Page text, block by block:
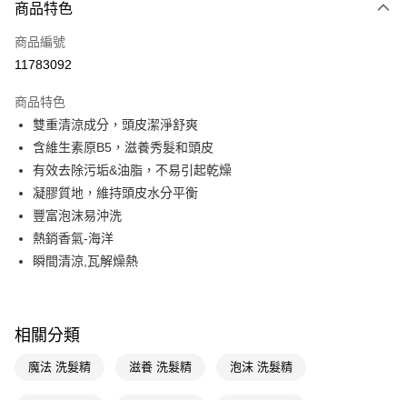
POYA支付
信用卡一次付款
LINE Pay
Apple Pay
街口支付
悠遊付
Google Pay
【關於「AFTEE先享後付」】
便利好安心！
即享券
商品特色
商品編號
11783092
商品特色
雙重清涼成分，頭皮潔淨舒爽
含維生素原B5，滋養秀髮和頭皮
有效去除污垢&油脂，不易引起乾燥
凝膠質地，維持頭皮水分平衡
豐富泡沫易沖洗
熱銷香氣-海洋
瞬間清涼,瓦解燥熱
相關分類
魔法 洗髮精 滋養 洗髮精 泡沫 洗髮精